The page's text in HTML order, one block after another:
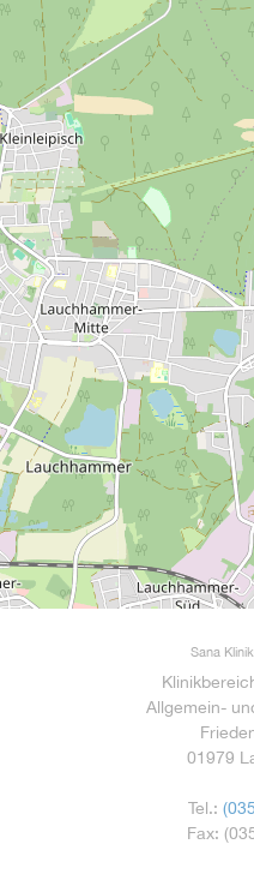
Sana
Allgemein-
01979
Tel.:
Fax: